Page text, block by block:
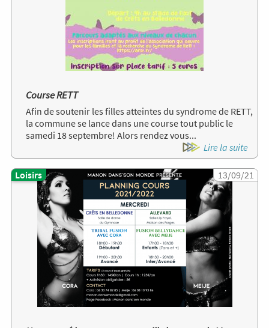
Course RETT
Afin de soutenir les filles atteintes du syndrome de RETT,
la commune se lance dans une course tout public le
samedi 18 septembre! Alors rendez vous...
Lire la suite
Image
Loisirs 13/09/21